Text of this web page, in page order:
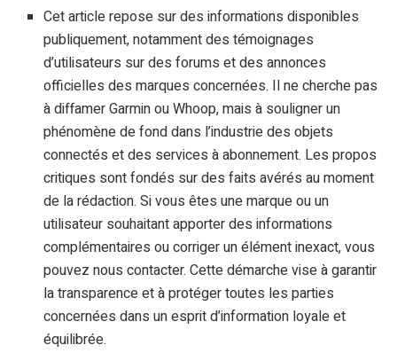
Cet article repose sur des informations disponibles
publiquement, notamment des témoignages
d’utilisateurs sur des forums et des annonces
officielles des marques concernées. Il ne cherche pas
à diffamer Garmin ou Whoop, mais à souligner un
phénomène de fond dans l’industrie des objets
connectés et des services à abonnement. Les propos
critiques sont fondés sur des faits avérés au moment
de la rédaction. Si vous êtes une marque ou un
utilisateur souhaitant apporter des informations
complémentaires ou corriger un élément inexact, vous
pouvez nous contacter. Cette démarche vise à garantir
la transparence et à protéger toutes les parties
concernées dans un esprit d’information loyale et
équilibrée.